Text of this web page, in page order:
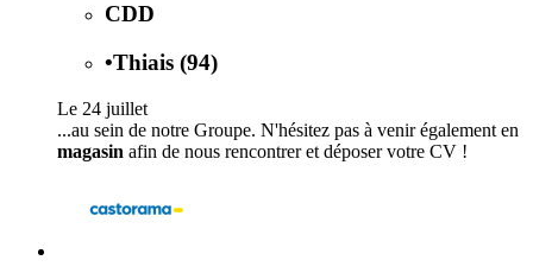
CDD
•Thiais (94)
Le 24 juillet
...au sein de notre Groupe. N'hésitez pas à venir également en
magasin afin de nous rencontrer et déposer votre CV !